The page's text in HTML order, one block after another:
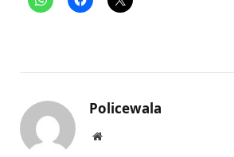
Policewala
Website